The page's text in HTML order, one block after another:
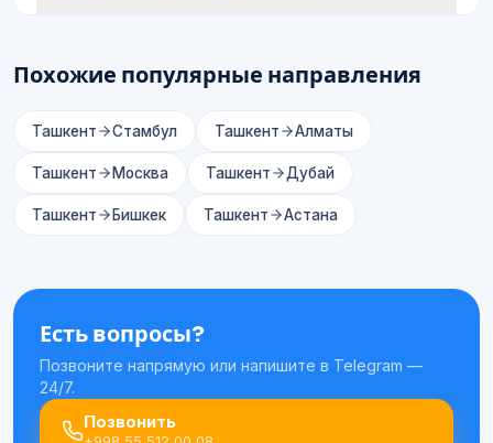
Похожие популярные направления
Ташкент Стамбул Ташкент Алматы
Ташкент Москва Ташкент Дубай
Ташкент Бишкек Ташкент Астана
Есть вопросы?
Позвоните напрямую или напишите в Telegram —
24/7.
Позвонить